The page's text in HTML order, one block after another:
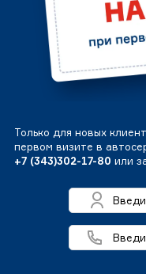
Только для новых
первом визите в
+7 (343)302-17-80 или